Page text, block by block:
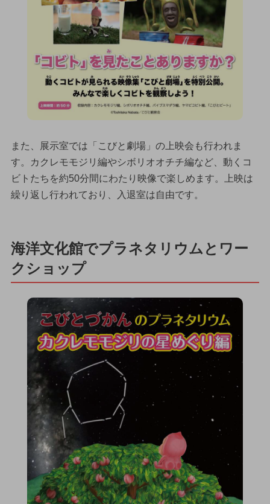
また、展示室では「こびと劇場」の上映会も行われま
す。カクレモモジリ編やシボリオオチチ編など、動くコ
ビトたちを約50分間にわたり映像で楽しめます。上映は
繰り返し行われており、入退室は自由です。
海洋文化館でプラネタリウムとワー
クショップ